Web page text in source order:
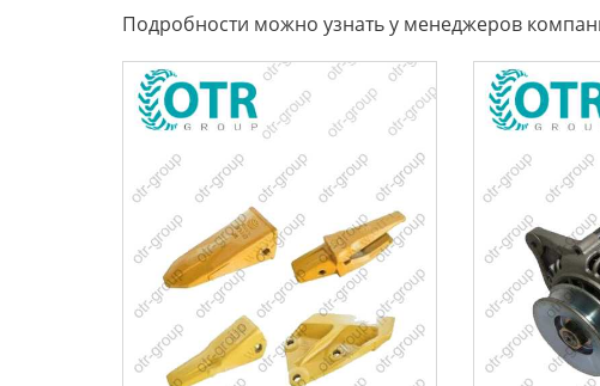
Подробности можно узнать у менеджеров